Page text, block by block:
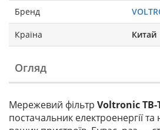
Бренд
Країна Китай
Огляд
Мережевий фільтр Voltronic ТВ-
постачальник електроенергії та